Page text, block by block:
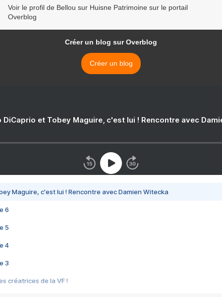
Voir le profil de Bellou sur Huisne Patrimoine sur le portail
Overblog
Créer un blog sur Overblog
Créer un blog
DiCaprio et Tobey Maguire, c'est lui ! Rencontre avec
Maguire, c'est lui ! Rencontre avec Damien Witecka
6
5
4
3
créatrices de la VF !